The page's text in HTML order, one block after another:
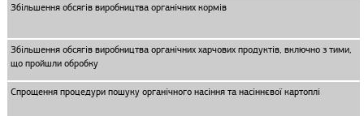
Збільшення обсягів виробництва органічних кормів
Збільшення обсягів виробництва органічних харчових продуктів, включно з тими,
що пройшли обробку
Спрощення процедури пошуку органічного насіння та насіннєвої картоплі